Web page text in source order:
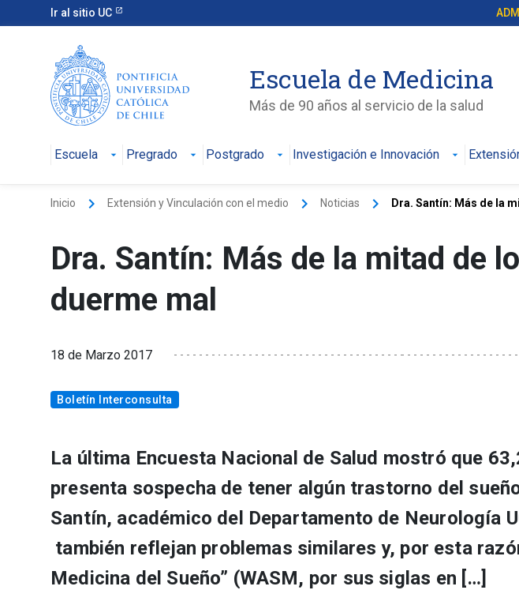
Ir al sitio UC
Escuela de Medicina
Más de 90 años al servicio de la salud
Escuela Pregrado Postgrado Investigación e Innovación
Inicio keyboard_arrow_right Extensión y Vinculación con el medio keyboard_arrow_right Noticias keyboard_arrow_right Dra. Santín: Más de la
Dra. Santín: Más de la mitad de
duerme mal
18 de Marzo 2017
Boletín Interconsulta
La última Encuesta Nacional de Salud mostró que
presenta sospecha de tener algún trastorno del
Santín, académico del Departamento de Neurología
también reflejan problemas similares y, por esta
Medicina del Sueño” (WASM, por sus siglas en […]